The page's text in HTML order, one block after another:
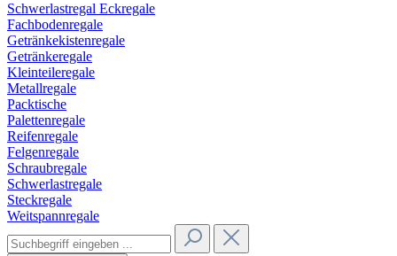
Schwerlastregal Eckregale
Fachbodenregale
Getränkekistenregale
Getränkeregale
Kleinteileregale
Metallregale
Packtische
Palettenregale
Reifenregale
Felgenregale
Schraubregale
Schwerlastregale
Steckregale
Weitspannregale